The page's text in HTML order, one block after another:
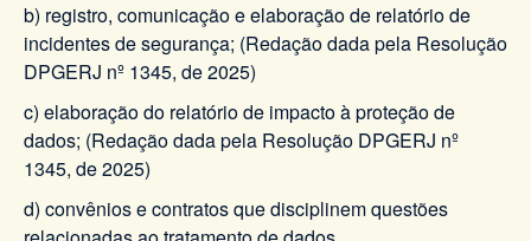
b) registro, comunicação e elaboração de relatório de
incidentes de segurança; (Redação dada pela Resolução
DPGERJ nº 1345, de 2025)
c) elaboração do relatório de impacto à proteção de
dados; (Redação dada pela Resolução DPGERJ nº
1345, de 2025)
d) convênios e contratos que disciplinem questões